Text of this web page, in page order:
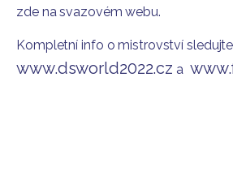
zde na svazovém webu.
Kompletní info o mistrovství sledujte
www.dsworld2022.cz a